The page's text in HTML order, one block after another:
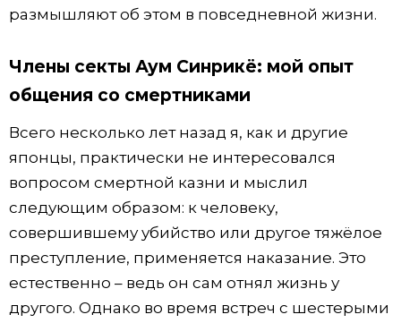
размышляют об этом в повседневной жизни.
Члены секты Аум Синрикё: мой опыт
общения со смертниками
Всего несколько лет назад я, как и другие
японцы, практически не интересовался
вопросом смертной казни и мыслил
следующим образом: к человеку,
совершившему убийство или другое тяжёлое
преступление, применяется наказание. Это
естественно – ведь он сам отнял жизнь у
другого. Однако во время встреч с шестерыми